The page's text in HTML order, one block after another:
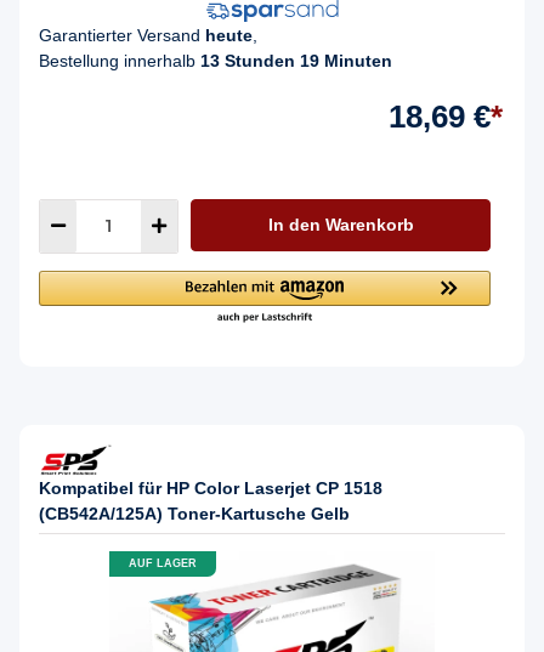
Garantierter Versand heute
Bestellung innerhalb 13 Stunden 19 Minuten
18,69 €*
In den Warenkorb
Kompatibel für HP Color Laserjet CP 1518
(CB542A/125A) Toner-Kartusche Gelb
AUF LAGER